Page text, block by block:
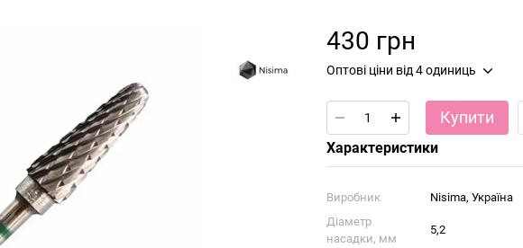
430 грн
Оптові ціни від 4 одиниць
Купити
Характеристики
Виробник
Nisima, Україна
Діаметр
насадки, мм
5,2